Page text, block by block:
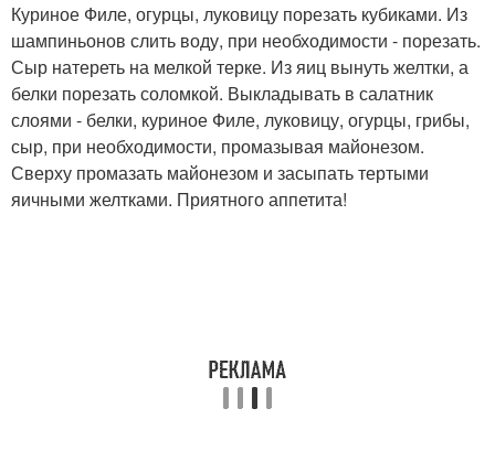
Куриное Филе, огурцы, луковицу порезать кубиками. Из
шампиньонов слить воду, при необходимости - порезать.
Сыр натереть на мелкой терке. Из яиц вынуть желтки, а
белки порезать соломкой. Выкладывать в салатник
слоями - белки, куриное Филе, луковицу, огурцы, грибы,
сыр, при необходимости, промазывая майонезом.
Сверху промазать майонезом и засыпать тертыми
яичными желтками. Приятного аппетита!